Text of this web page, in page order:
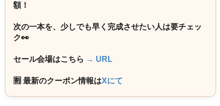
額！
次の一本を、少しでも早く完成させたい人は要チェッ
ク👀
セール会場はこちら → URL
🈹 最新のクーポン情報はXにて